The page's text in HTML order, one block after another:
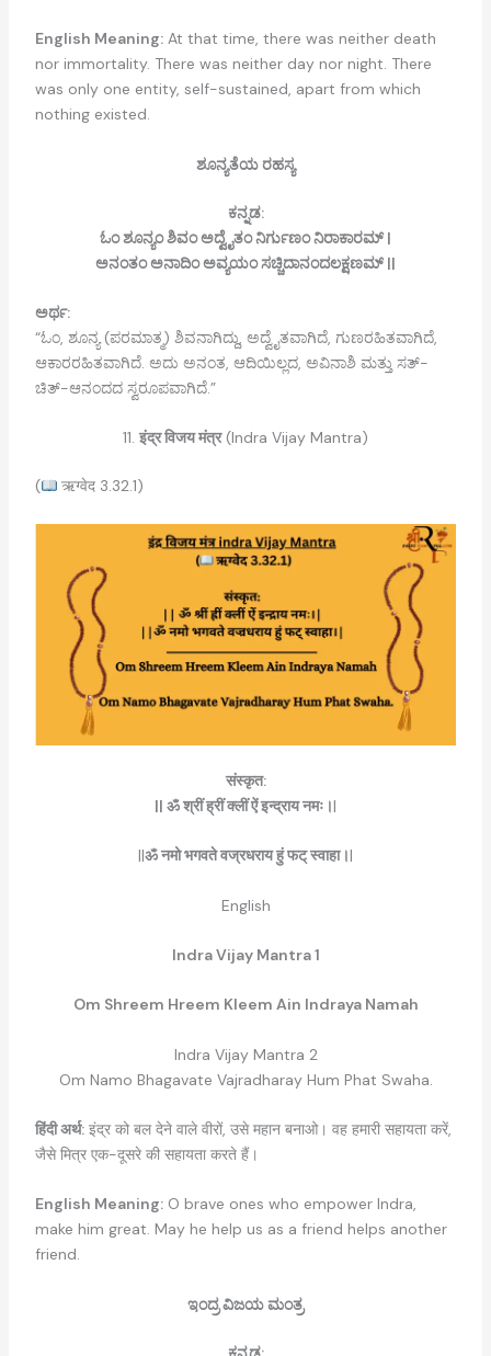
English Meaning:At that time, there was neither death
nor immortality. There was neither day nor night. There
was only one entity, self-sustained, apart from which
nothing existed.
ಶೂನ್ಯತೆಯ ರಹಸ್ಯ
ಕನ್ನಡ:
ಓಂ ಶೂನ್ಯಂ ಶಿವಂ ಅದ್ವೈತಂ ನಿರ್ಗುಣಂ ನಿರಾಕಾರಮ್ |
ಅನಂತಂ ಅನಾದಿಂ ಅವ್ಯಯಂ ಸಚ್ಚಿದಾನಂದಲಕ್ಷಣಮ್ ||
ಅರ್ಥ:
“ಓಂ, ಶೂನ್ಯ (ಪರಮಾತ್ಮ) ಶಿವನಾಗಿದ್ದು, ಅದ್ವೈತವಾಗಿದೆ, ಗುಣರಹಿತವಾಗಿದೆ,
ಆಕಾರರಹಿತವಾಗಿದೆ. ಅದು ಅನಂತ, ಆದಿಯಿಲ್ಲದ, ಅವಿನಾಶಿ ಮತ್ತು ಸತ್-
ಚಿತ್-ಆನಂದದ ಸ್ವರೂಪವಾಗಿದೆ.”
11. इंद्र विजय मंत्र(Indra Vijay Mantra)
( ऋग्वेद 3.32.1)
संस्कृत:
|| ॐ श्रीं ह्रीं क्लीं ऐं इन्द्राय नमः।|
||ॐ नमो भगवते वज्रधराय हुं फट् स्वाहा।|
English
Indra Vijay Mantra 1
Om Shreem Hreem Kleem Ain Indraya Namah
Indra Vijay Mantra 2
Om Namo Bhagavate Vajradharay Hum Phat Swaha.
हिंदी अर्थ:इंद्र को बल देने वाले वीरों, उसे महान बनाओ। वह हमारी सहायता करें,
जैसे मित्र एक-दूसरे की सहायता करते हैं।
English Meaning:O brave ones who empower Indra,
make him great. May he help us as a friend helps another
friend.
ಇಂದ್ರ ವಿಜಯ ಮಂತ್ರ